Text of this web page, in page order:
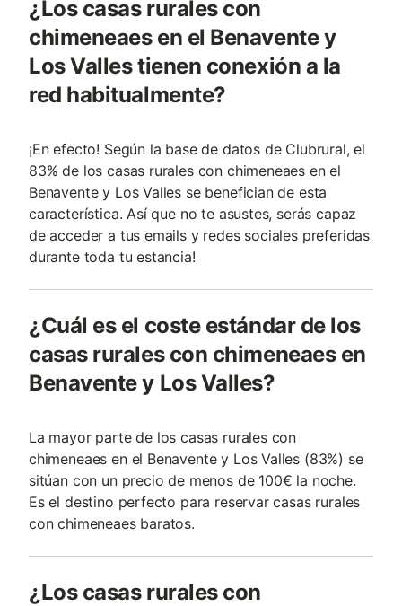
¿Los casas rurales con
chimeneaes en el Benavente y
Los Valles tienen conexión a la
red habitualmente?
¡En efecto! Según la base de datos de Clubrural, el
83% de los casas rurales con chimeneaes en el
Benavente y Los Valles se benefician de esta
característica. Así que no te asustes, serás capaz
de acceder a tus emails y redes sociales preferidas
durante toda tu estancia!
¿Cuál es el coste estándar de los
casas rurales con chimeneaes en
Benavente y Los Valles?
La mayor parte de los casas rurales con
chimeneaes en el Benavente y Los Valles (83%) se
sitúan con un precio de menos de 100€ la noche.
Es el destino perfecto para reservar casas rurales
con chimeneaes baratos.
¿Los casas rurales con